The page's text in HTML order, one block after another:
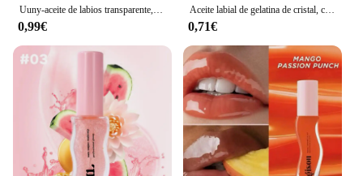
0,99€
Aceite labial de gelatina de cristal, capa hidratante para pintalabios, tinte de brillo de labios, suero labial transparente, bálsamo labial de fruta
0,71€